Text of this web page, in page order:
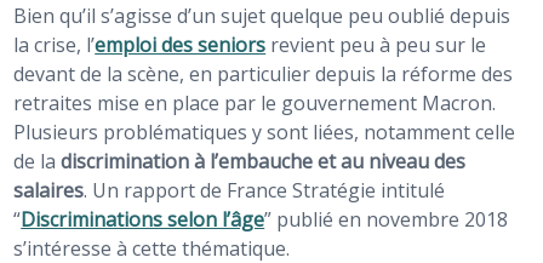
Bien qu’il s’agisse d’un sujet quelque peu oublié depuis
la crise, l’emploi des seniors revient peu à peu sur le
devant de la scène, en particulier depuis la réforme des
retraites mise en place par le gouvernement Macron.
Plusieurs problématiques y sont liées, notamment celle
de ladiscrimination à l’embauche et au niveau des
salaires. Un rapport de France Stratégie intitulé
“Discriminations selon l’âge” publié en novembre 2018
s’intéresse à cette thématique.